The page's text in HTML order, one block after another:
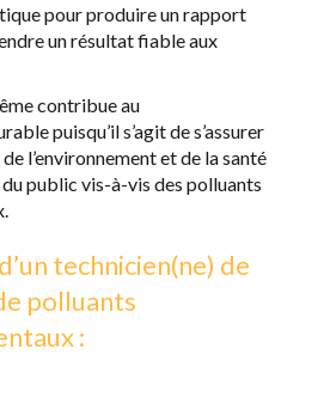
pour produire un rapport
un résultat fiable aux
contribue au
puisqu’il s’agit de s’assurer
l’environnement et de la santé
public vis-à-vis des polluants
technicien(ne) de
polluants
: